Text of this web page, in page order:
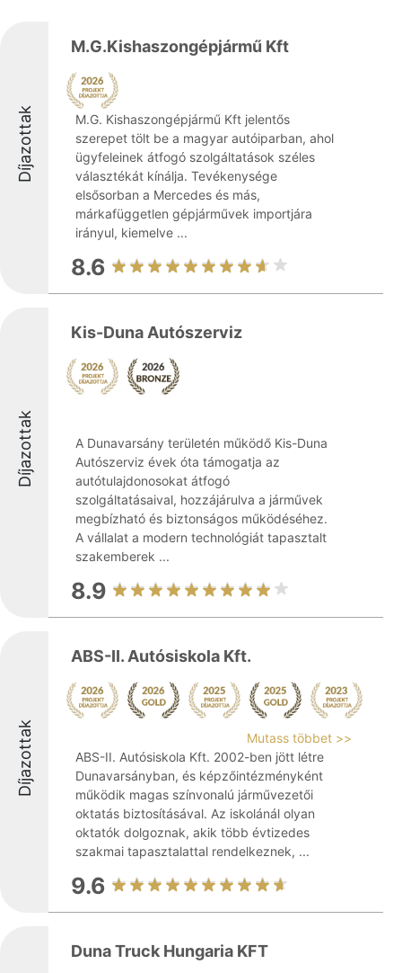
Díjazottak
M.G.Kishaszongépjármű Kft
M.G. Kishaszongépjármű Kft jelentős
szerepet tölt be a magyar autóiparban, ahol
ügyfeleinek átfogó szolgáltatások széles
választékát kínálja. Tevékenysége
elsősorban a Mercedes és más,
márkafüggetlen gépjárművek importjára
irányul, kiemelve ...
8.6
Díjazottak
Kis-Duna Autószerviz
A Dunavarsány területén működő Kis-Duna
Autószerviz évek óta támogatja az
autótulajdonosokat átfogó
szolgáltatásaival, hozzájárulva a járművek
megbízható és biztonságos működéséhez.
A vállalat a modern technológiát tapasztalt
szakemberek ...
8.9
Díjazottak
ABS-II. Autósiskola Kft.
Mutass többet >>
ABS-II. Autósiskola Kft. 2002-ben jött létre
Dunavarsányban, és képzőintézményként
működik magas színvonalú járművezetői
oktatás biztosításával. Az iskolánál olyan
oktatók dolgoznak, akik több évtizedes
szakmai tapasztalattal rendelkeznek, ...
9.6
Duna Truck Hungaria KFT